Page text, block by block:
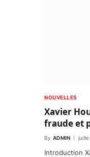
NOUVELLES
Xavier
fraude et
By ADMIN
Introduction